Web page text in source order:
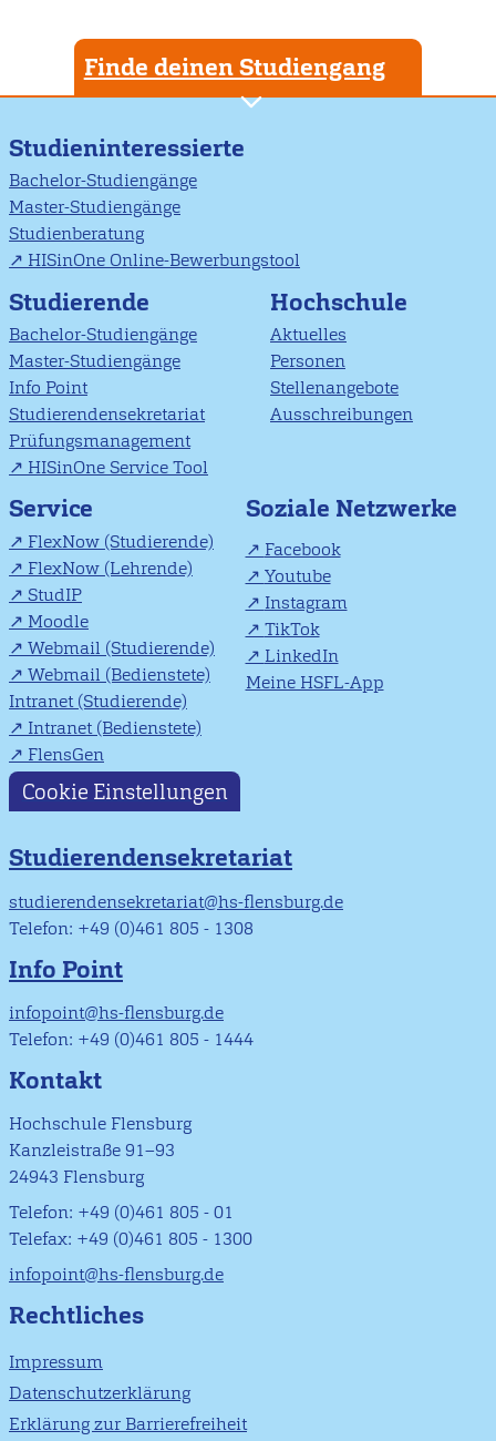
Finde deinen Studiengang
Studieninteressierte
Bachelor-Studiengänge
Master-Studiengänge
Studienberatung
HISinOne Online-Bewerbungstool
Studierende
Bachelor-Studiengänge
Master-Studiengänge
Info Point
Studierendensekretariat
Prüfungsmanagement
HISinOne Service Tool
Hochschule
Aktuelles
Personen
Stellenangebote
Ausschreibungen
Service
FlexNow (Studierende)
FlexNow (Lehrende)
StudIP
Moodle
Webmail (Studierende)
Webmail (Bedienstete)
Intranet (Studierende)
Intranet (Bedienstete)
FlensGen
Soziale Netzwerke
Facebook
Youtube
Instagram
TikTok
LinkedIn
Meine HSFL-App
Cookie Einstellungen
Studierendensekretariat
studierendensekretariat@hs-flensburg.de
Telefon: +49 (0)461 805 - 1308
Info Point
infopoint@hs-flensburg.de
Telefon: +49 (0)461 805 - 1444
Kontakt
Hochschule Flensburg
Kanzleistraße 91–93
24943 Flensburg
Telefon: +49 (0)461 805 - 01
Telefax: +49 (0)461 805 - 1300
infopoint@hs-flensburg.de
Rechtliches
Impressum
Datenschutzerklärung
Erklärung zur Barrierefreiheit